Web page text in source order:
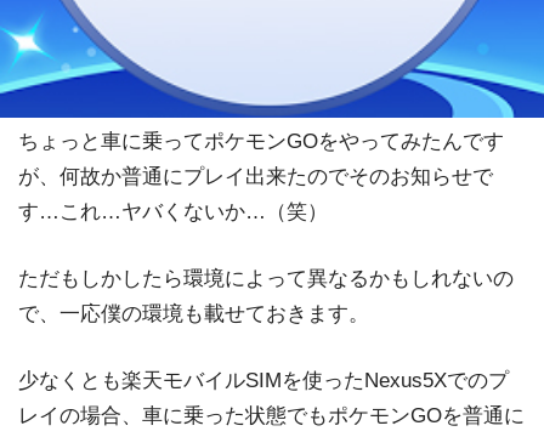
ちょっと車に乗ってポケモンGOをやってみたんです
が、何故か普通にプレイ出来たのでそのお知らせで
す…これ…ヤバくないか…（笑）
ただもしかしたら環境によって異なるかもしれないの
で、一応僕の環境も載せておきます。
少なくとも楽天モバイルSIMを使ったNexus5Xでのプ
レイの場合、車に乗った状態でもポケモンGOを普通に